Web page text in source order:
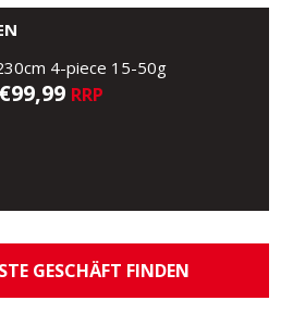
4-piece 15-50g
€99,99 RRP
GESCHÄFT FINDEN